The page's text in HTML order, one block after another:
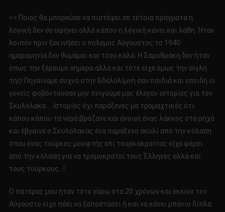
<< Ποιος θα μπορούσε να πιστέψει σε τέτοια πράγματα η
λογική δεν σε αφήνει αλλά κάπου η λογική κάνει και λάθη .Ήταν
λοιπόν πριν ξεκινήσει ο πόλεμος Αύγουστος το 1940
ημερομηνία δεν θυμάμαι και τόσο καλά. Η Σαμοθράκη δεν ήταν
όπως την ξέρουμε σήμερα αλλά και τότε είχε όμως την αίγλη
της! Πηγαίναμε συχνά στην Βδελολίμνη σαν παιδιά και επειδή οι
γονείς φοβόντουσαν μην πνιγούμε μας έλεγαν ιστορίες για τον
Σκυλόλακα…. Ιστορίες όχι παράξενες μα τρομαχτικές ότι
κάπου κάπου τα νερά βράζανε και άνοιγε ένας λάκκος στα ρηχά
και έβγαινε ο Σκυλόλακας ένα παράξενο σκυλί από την κόλαση
όπου ένας τούρκος μουφτής επί τουρκοκρατίας είχε φέρει
από την κόλαση για να τρομοκρατεί τους Έλληνες αλλά και
τους τούρκους…!
Ο πατέρας μου ήταν τότε γύρω στα 20 χρόνων και εκείνο τον
Αύγουστο είχε πάει να ξαποστάσει ή και να κάνει μπάνιο δίπλα